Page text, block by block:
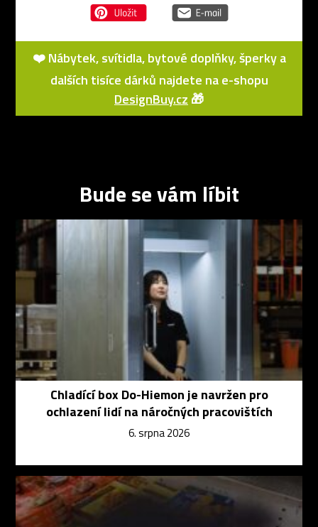
❤️ Nábytek, svítidla, bytové doplňky, šperky a
dalších tisíce dárků najdete na e-shopu
DesignBuy.cz 🎁
Bude se vám líbit
Chladící box Do-Hiemon je navržen pro
ochlazení lidí na náročných pracovištích
6. srpna 2026